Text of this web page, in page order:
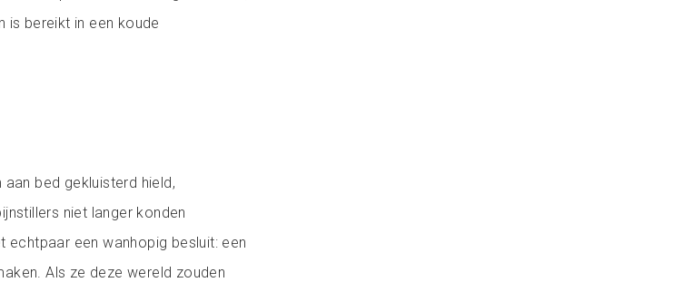
is bereikt in een koude
bed gekluisterd hield,
niet langer konden
echtpaar een wanhopig besluit: een
Als ze deze wereld zouden